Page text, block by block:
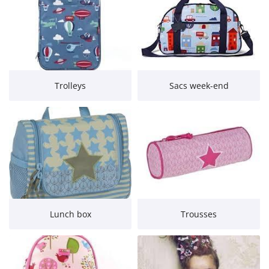
ACCUEIL
Trolleys Sacs week-end
Lunch box Trousses